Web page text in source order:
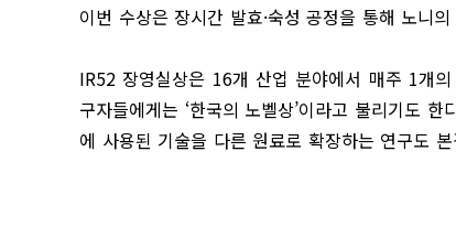
이번 수상은 장시간 발효·숙성 공정을 통해 노니
IR52 장영실상은 16개 산업 분야에서 매주 1개
구자들에게는 ‘한국의 노벨상’이라고 불리기도
에 사용된 기술을 다른 원료로 확장하는 연구도